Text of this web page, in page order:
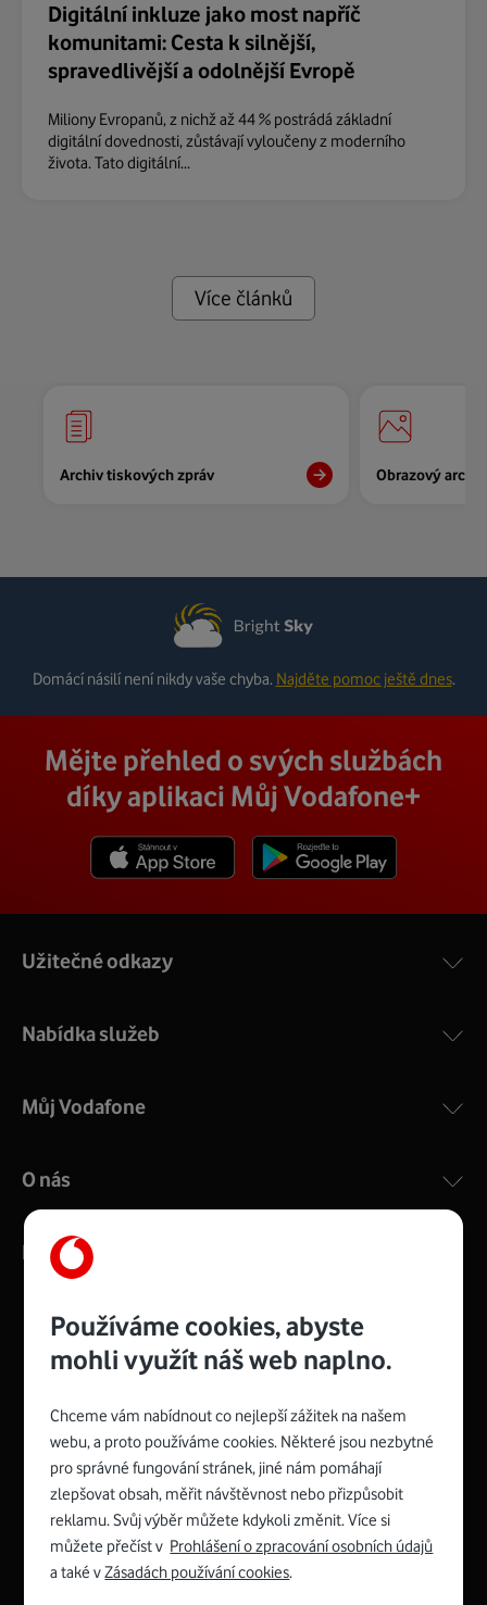
Digitální inkluze jako most napříč
komunitami: Cesta k silnější,
spravedlivější a odolnější Evropě
Miliony Evropanů, z nichž až 44 % postrádá základní
digitální dovednosti, zůstávají vyloučeny z moderního
života. Tato digitální...
Více článků
Archiv tiskových zpráv Obrazový archiv
Domácí násilí není nikdy vaše chyba. Najděte pomoc ještě dnes.
Používáme cookies, abyste
mohli využít náš web naplno.
Chceme vám nabídnout co nejlepší zážitek na našem
webu, a proto používáme cookies. Některé jsou nezbytné
pro správné fungování stránek, jiné nám pomáhají
zlepšovat obsah, měřit návštěvnost nebo přizpůsobit
reklamu. Svůj výběr můžete kdykoli změnit. Více si
můžete přečíst v Prohlášení o zpracování osobních údajů
a také vZásadách používání cookies.
Mějte přehled o svých službách
díky aplikaci Můj Vodafone+
Spojte se s Vodafonem
Facebook
profil
X
profil
Instagram
profil
Youtube
profil
Vodafone
TV
LinkedIn
profil
Užitečné odkazy
Nabídka služeb
Můj Vodafone
O nás
Kontakty
Management
consultancy
Recruitment
logo
Top
roku
Platinové
EcoVadis
Buy
Award
má
zelenou